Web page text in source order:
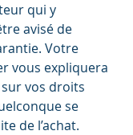
qui y
avisé de
Votre
vous expliquera
vos droits
se
de l’achat.